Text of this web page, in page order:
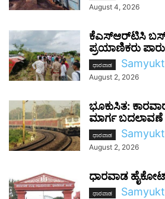
August 4, 2026
ಕೆಎಸ್‌ಆರ್‌ಟಿಸಿ ಬಸ್
ಪ್ರಯಾಣಿಕರು
ಧಾರವಾಡ
August 2, 2026
ಭೂಕುಸಿತ:
ಮಾರ್ಗ ಬದಲಾವಣೆ
ಧಾರವಾಡ
August 2, 2026
ಧಾರವಾಡ
ಧಾರವಾಡ